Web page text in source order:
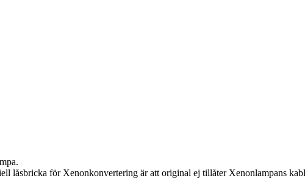
låsbricka för Xenonkonvertering är att original ej tillåter Xenonlampans